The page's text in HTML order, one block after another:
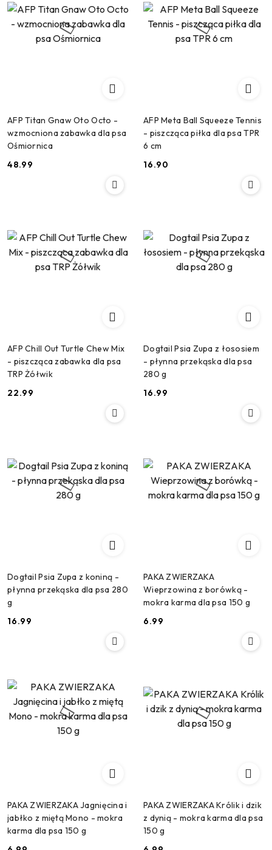
AFP Titan Gnaw Oto Octo -
wzmocniona zabawka dla psa
Ośmiornica
Cena:
48.99
AFP Meta Ball Squeeze Tennis
- piszcząca piłka dla psa TPR
6 cm
Cena:
16.90
AFP Chill Out Turtle Chew Mix
- piszcząca zabawka dla psa
TRP Żółwik
Cena:
22.99
Dogtail Psia Zupa z łososiem
- płynna przekąska dla psa
280 g
Cena:
16.99
Dogtail Psia Zupa z koniną -
płynna przekąska dla psa 280
g
Cena:
16.99
PAKA ZWIERZAKA
Wieprzowina z borówką -
mokra karma dla psa 150 g
Cena:
6.99
PAKA ZWIERZAKA Jagnięcina i
jabłko z miętą Mono - mokra
karma dla psa 150 g
PAKA ZWIERZAKA Królik i dzik
z dynią - mokra karma dla psa
150 g